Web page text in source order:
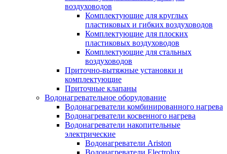
воздуховодов
Комплектующие для круглых
пластиковых и гибких воздуховодов
Комплектующие для плоских
пластиковых воздуховодов
Комплектующие для стальных
воздуховодов
Приточно-вытяжные установки и
комплектующие
Приточные клапаны
Водонагревательное оборудование
Водонагреватели комбинированного нагрева
Водонагреватели косвенного нагрева
Водонагреватели накопительные
электрические
Водонагреватели Ariston